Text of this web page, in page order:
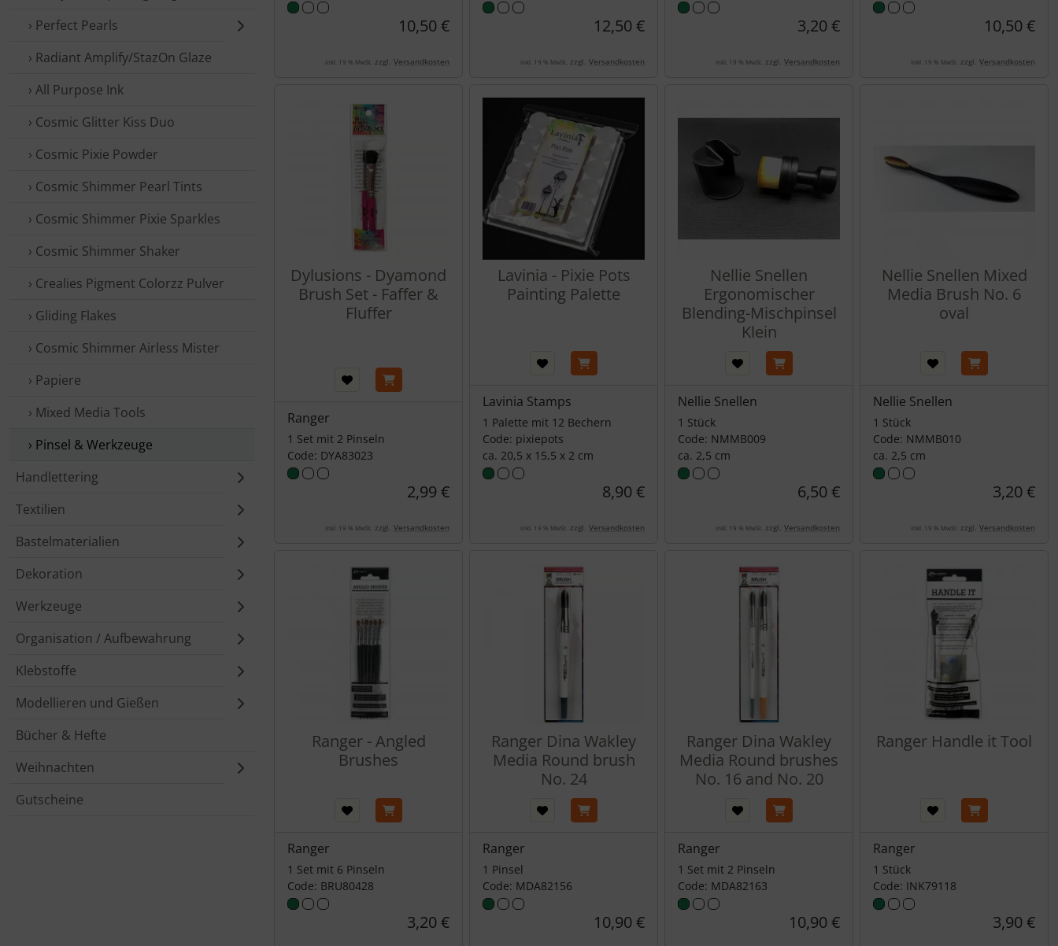
› Perfect Pearls
› Radiant Amplify/StazOn Glaze
› All Purpose Ink
› Cosmic Glitter Kiss Duo
› Cosmic Pixie Powder
› Cosmic Shimmer Pearl Tints
› Cosmic Shimmer Pixie Sparkles
› Cosmic Shimmer Shaker
› Crealies Pigment Colorzz Pulver
› Gliding Flakes
› Cosmic Shimmer Airless Mister
› Papiere
› Mixed Media Tools
› Pinsel & Werkzeuge
Handlettering
Textilien
Bastelmaterialien
Dekoration
Werkzeuge
Organisation / Aufbewahrung
Klebstoffe
Modellieren und Gießen
Bücher & Hefte
Weihnachten
Gutscheine
10,50 €
inkl. 19 % MwSt. zzgl. Versandkosten
12,50 €
inkl. 19 % MwSt. zzgl. Versandkosten
3,20 €
inkl. 19 % MwSt. zzgl. Versandkosten
10,50 €
inkl. 19 % MwSt. zzgl. Versandkosten
Dylusions - Dyamond
Brush Set - Faffer &
Fluffer
Ranger
1 Set mit 2 Pinseln
Code: DYA83023
2,99 €
inkl. 19 % MwSt. zzgl. Versandkosten
Lavinia - Pixie Pots
Painting Palette
Lavinia Stamps
1 Palette mit 12 Bechern
Code: pixiepots
ca. 20,5 x 15,5 x 2 cm
8,90 €
inkl. 19 % MwSt. zzgl. Versandkosten
Nellie Snellen
Ergonomischer
Blending-Mischpinsel
Klein
Nellie Snellen
1 Stück
Code: NMMB009
ca. 2,5 cm
6,50 €
inkl. 19 % MwSt. zzgl. Versandkosten
Nellie Snellen Mixed
Media Brush No. 6
oval
Nellie Snellen
1 Stück
Code: NMMB010
ca. 2,5 cm
3,20 €
inkl. 19 % MwSt. zzgl. Versandkosten
Ranger - Angled
Brushes
Ranger
1 Set mit 6 Pinseln
Code: BRU80428
3,20 €
Ranger Dina Wakley
Media Round brush
No. 24
Ranger
1 Pinsel
Code: MDA82156
10,90 €
Ranger Dina Wakley
Media Round brushes
No. 16 and No. 20
Ranger
1 Set mit 2 Pinseln
Code: MDA82163
10,90 €
Ranger Handle it Tool
Ranger
1 Stück
Code: INK79118
3,90 €